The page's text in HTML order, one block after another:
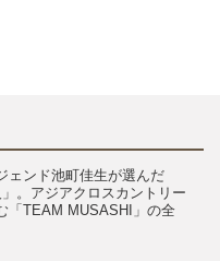
ェンド池町佳生が選んだ
」。アジアクロスカントリー
「TEAM MUSASHI」の全